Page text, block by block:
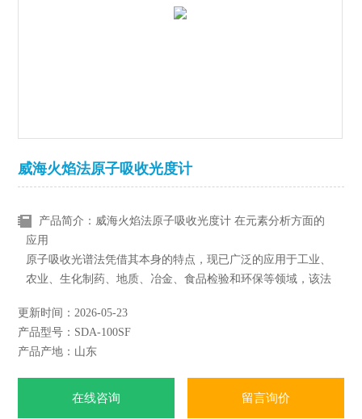
威海火焰法原子吸收光度计
产品简介：威海火焰法原子吸收光度计 在元素分析方面的
应用
原子吸收光谱法凭借其本身的特点，现已广泛的应用于工业、
农业、生化制药、地质、冶金、食品检验和环保等领域，该法
而且在许多领域已作为标准分析方法，如化学工业中的水泥分
析、玻璃分析、石油分析、电镀液分析、食盐电解液中杂质分
析、煤灰分析及聚合物中无机元素分析；
农业中的植物分析、肥料分析、饲料分析、生化和药物学中
更新时间：2026-05-23
产品型号：SDA-100SF
产品产地：山东
在线咨询 留言询价